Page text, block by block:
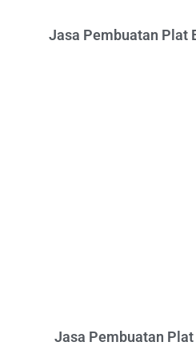
Jasa Pembuatan Plat
Jasa Pembuatan